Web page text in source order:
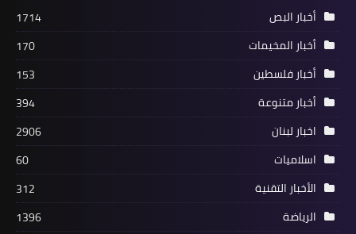
أخبار ‏البص
*فتح في صور تستقبل اللجنة الشعبية في
مخيم برج الشمالي*
أخبار البص
1714
أخبار المخيمات
170
أخبار فلسطين
153
أخبار متنوعة
394
اخبار لبنان
2906
اسلاميات
60
الأخبار التقنية
312
الرياضة
1396